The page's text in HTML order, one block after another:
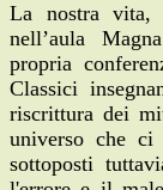
La nostra vita,
nell’aula
propria
Classici
riscrittura dei
universo che
sottoposti